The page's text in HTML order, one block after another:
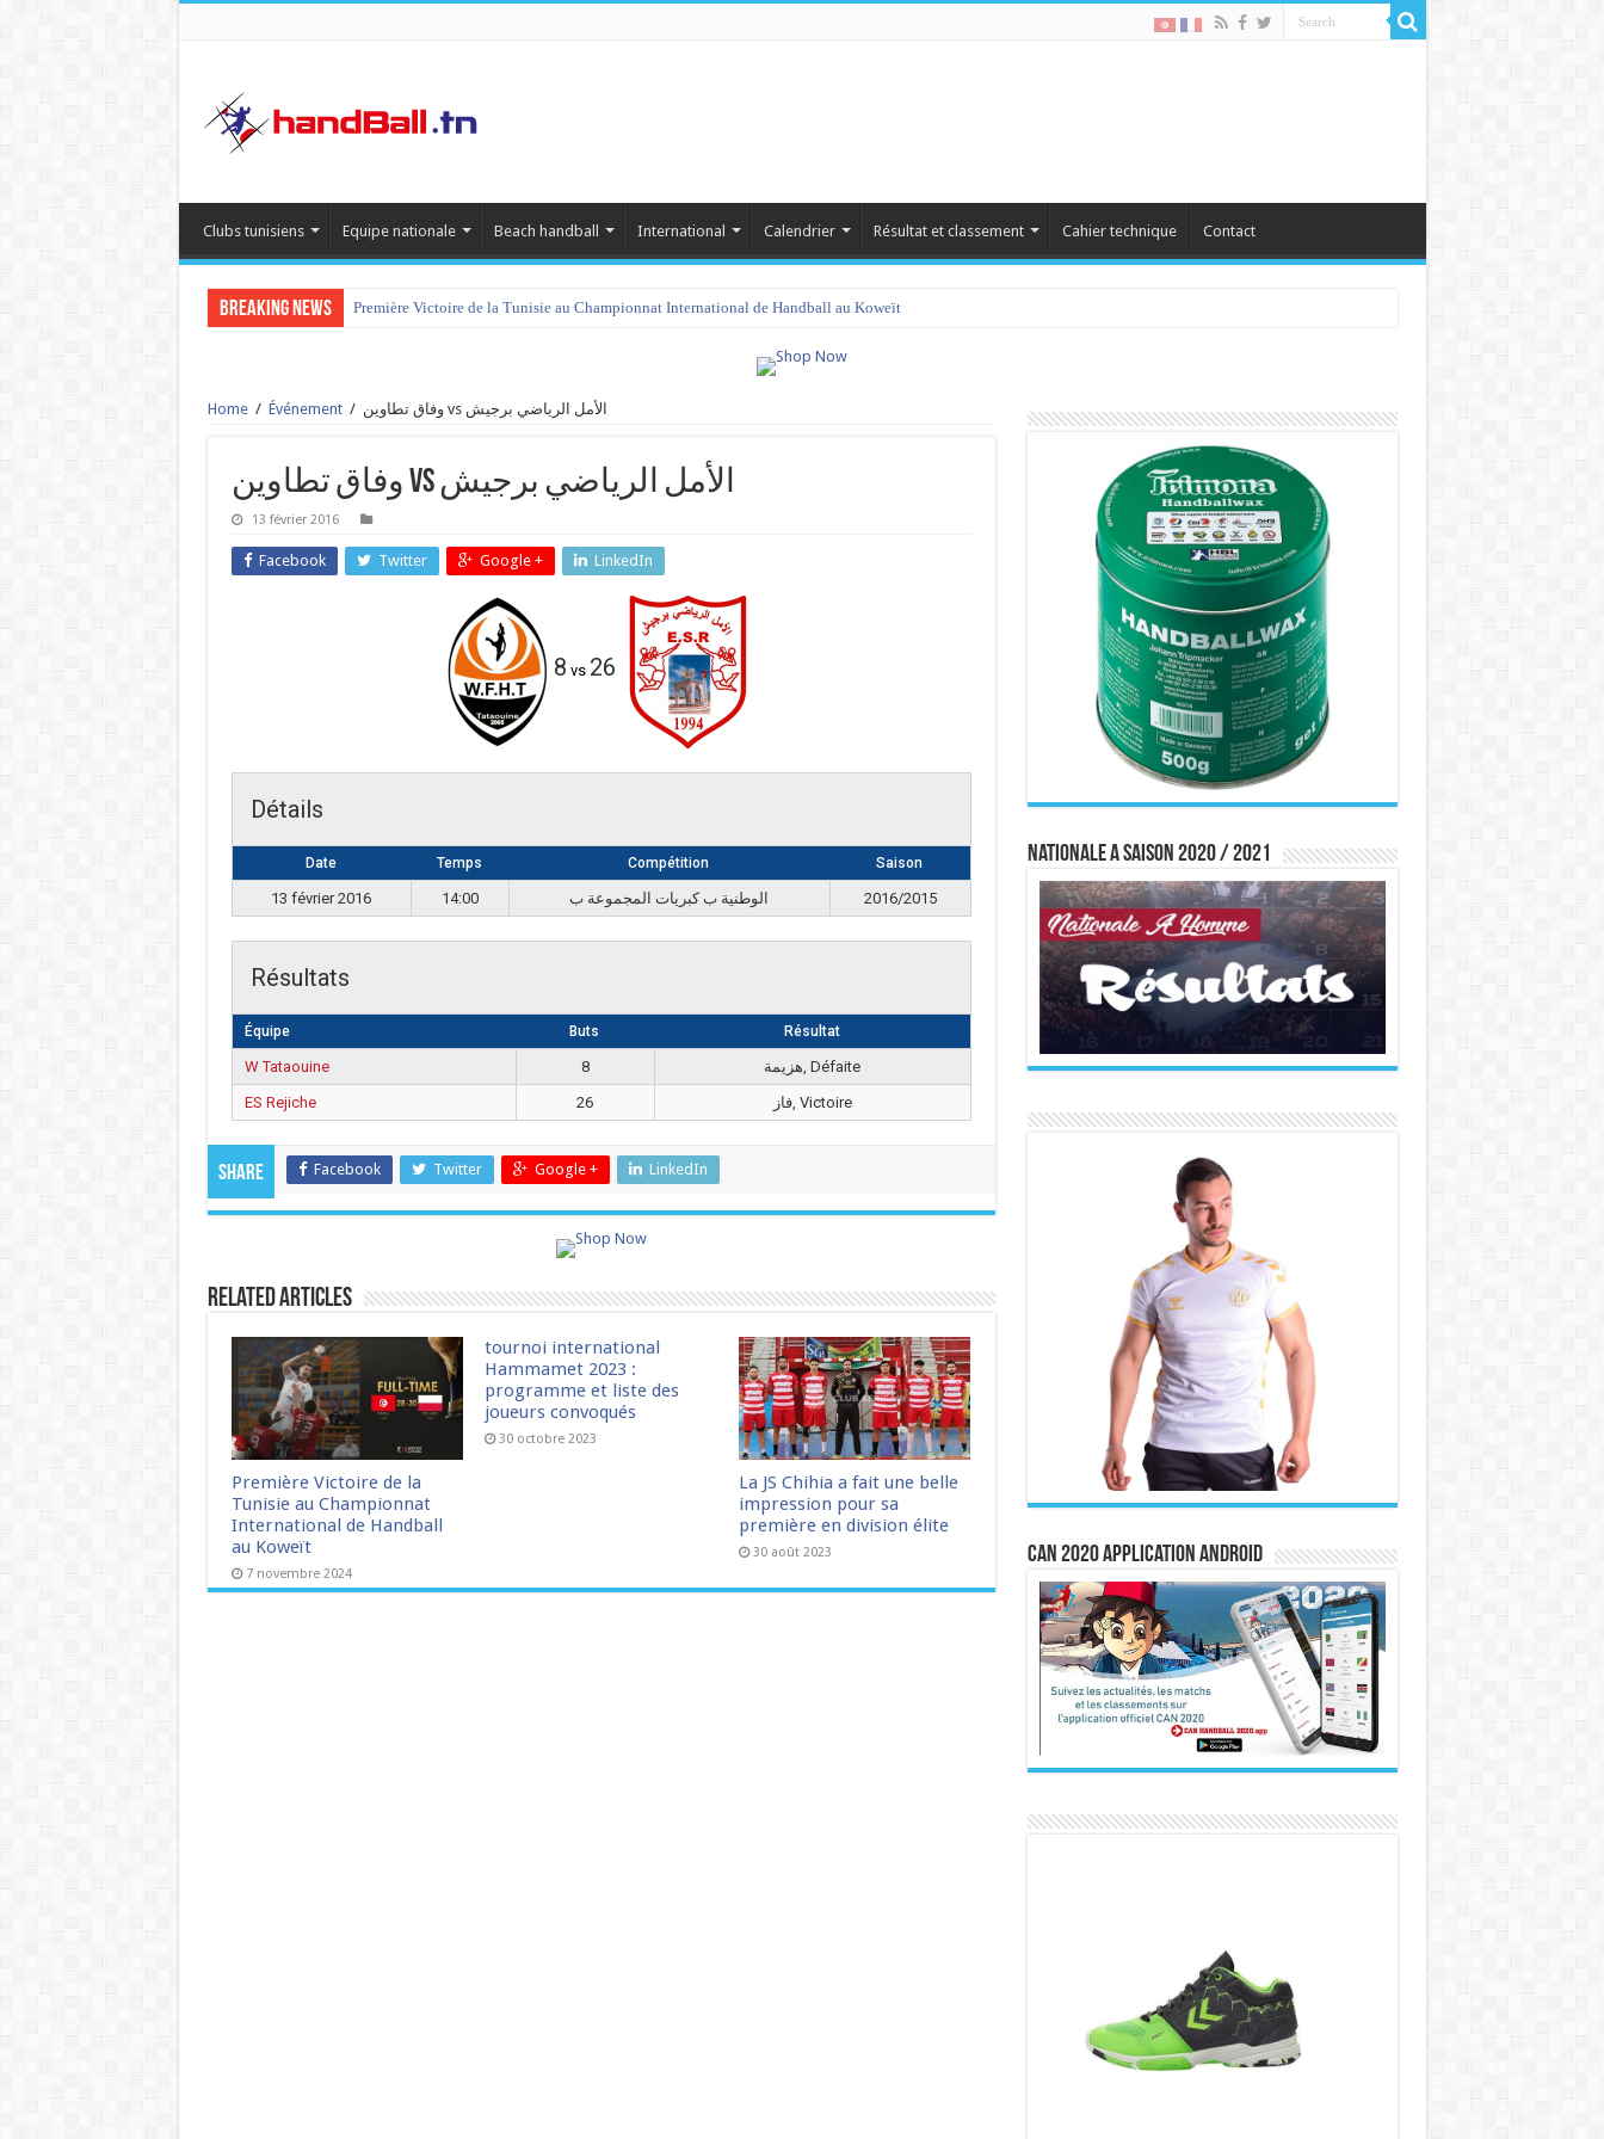
Clubs tunisiens Equipe nationale Beach handball International Calendrier Résultat et classement Cahier technique Contact
Breaking News Première Victoire de la Tunisie au Championnat International de Handball au Koweït
Home / Événement / وفاق تطاوين vs الأمل الرياضي برجيش
وفاق تطاوين vs الأمل الرياضي برجيش
13 février 2016
Facebook Twitter Google + LinkedIn
8 vs 26
Détails
Date Temps Compétition Saison
13 février 2016 14:00 الوطنية ب كبريات المجموعة ب 2016/2015
Résultats
Équipe Buts Résultat
W Tataouine 8
هزيمة, Défaite
ES Rejiche
26 فاز, Victoire
Share Facebook Twitter Google + LinkedIn
Related Articles
Première Victoire de la
Tunisie au Championnat
International de Handball
au Koweït
7 novembre 2024
tournoi international
Hammamet 2023 :
programme et liste des
joueurs convoqués
30 octobre 2023
La JS Chihia a fait une belle
impression pour sa
première en division élite
30 août 2023
Nationale A saison 2020 / 2021
CAN 2020 Application Android